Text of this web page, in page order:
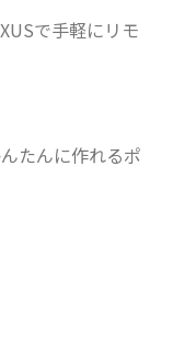
で手軽にリモ
たんに作れるポ